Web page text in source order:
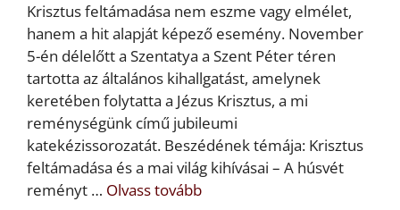
Krisztus feltámadása nem eszme vagy elmélet,
hanem a hit alapját képező esemény. November
5-én délelőtt a Szentatya a Szent Péter téren
tartotta az általános kihallgatást, amelynek
keretében folytatta a Jézus Krisztus, a mi
reménységünk című jubileumi
katekézissorozatát. Beszédének témája: Krisztus
feltámadása és a mai világ kihívásai – A húsvét
reményt … Olvass tovább